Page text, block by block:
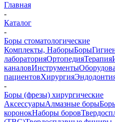
Главная
-
Каталог
-
Боры стоматологические
Комплекты, НаборыБоры
лабораторияОртопедияТерапия
каналовИнструменты
пациентовХирургия
-
Боры (фрезы) хирургические
АксессуарыАлмазные боры
коронокНаборы боров